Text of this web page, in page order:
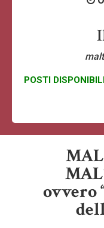
POSTI
ovvero